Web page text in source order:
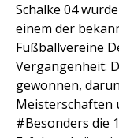
Schalke 04
einem der
Fußballvereine
Vergangenheit:
gewonnen,
Meisterschaften
#Besonders die